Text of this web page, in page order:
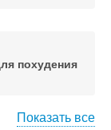
похудения
Показать все